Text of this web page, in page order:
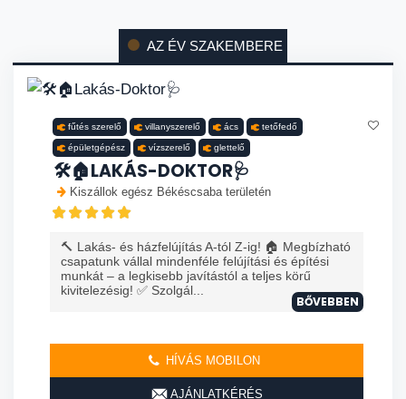
AZ ÉV SZAKEMBERE
fűtés szerelő villanyszerelő ács tetőfedő
épületgépész vízszerelő glettelő
🛠️🏠LAKÁS-DOKTOR🩺
Kiszállok egész Békéscsaba területén
🔨 Lakás- és házfelújítás A-tól Z-ig! 🏠 Megbízható
csapatunk vállal mindenféle felújítási és építési
munkát – a legkisebb javítástól a teljes körű
kivitelezésig! ✅ Szolgál...
BŐVEBBEN
HÍVÁS MOBILON
AJÁNLATKÉRÉS